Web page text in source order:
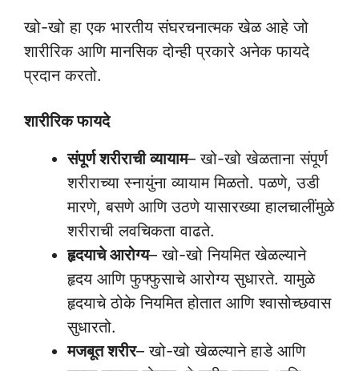
खो-खो हा एक भारतीय संघरचनात्मक खेळ आहे जो
शारीरिक आणि मानसिक दोन्ही प्रकारे अनेक फायदे
प्रदान करतो.
शारीरिक फायदे
संपूर्ण शरीराची व्यायाम– खो-खो खेळताना संपूर्ण
शरीराच्या स्नायुंना व्यायाम मिळतो. पळणे, उडी
मारणे, बसणे आणि उठणे यासारख्या हालचालींमुळे
शरीराची लवचिकता वाढते.
हृदयाचे आरोग्य– खो-खो नियमित खेळल्याने
हृदय आणि फुफ्फुसाचे आरोग्य सुधारते. यामुळे
हृदयाचे ठोके नियमित होतात आणि श्वासोच्छवास
सुधारतो.
मजबूत शरीर– खो-खो खेळल्याने हाडे आणि